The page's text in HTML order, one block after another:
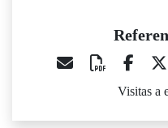
Visitas a